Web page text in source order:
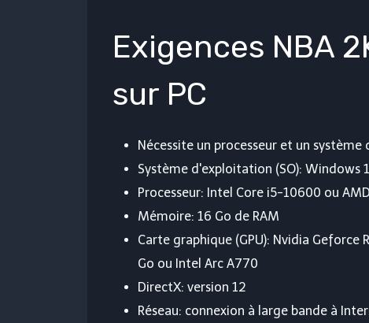
Exigences NBA
sur PC
Nécessite un processeur et un
Système d'exploitation (SO): Windows
Processeur: Intel Core i5-10600 ou
Mémoire: 16 Go de RAM
Carte graphique (GPU): Nvidia Geforce
Go ou Intel Arc A770
DirectX: version 12
Réseau: connexion à large bande à